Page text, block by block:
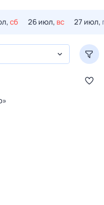
сб 26 июл, вс 27 июл,